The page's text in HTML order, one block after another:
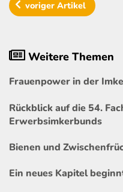
vorigerArtikel
Weitere Themen
Frauenpower in der
Rückblick auf die 54.
Erwerbsimkerbunds
Bienen und
Ein neues Kapitel